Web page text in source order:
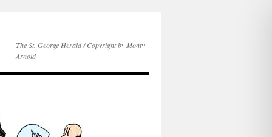
The St. George Herald / Copyright by Monty
Arnold